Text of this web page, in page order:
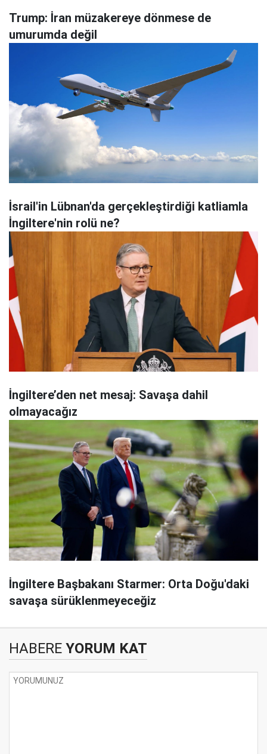
Trump: İran müzakereye dönmese de
umurumda değil
İsrail'in Lübnan'da gerçekleştirdiği katliamla
İngiltere'nin rolü ne?
İngiltere’den net mesaj: Savaşa dahil
olmayacağız
İngiltere Başbakanı Starmer: Orta Doğu'daki
savaşa sürüklenmeyeceğiz
HABERE YORUM KAT